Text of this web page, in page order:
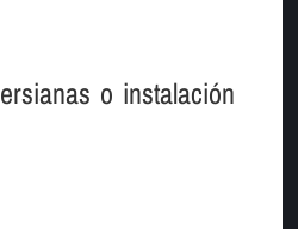
o instalación